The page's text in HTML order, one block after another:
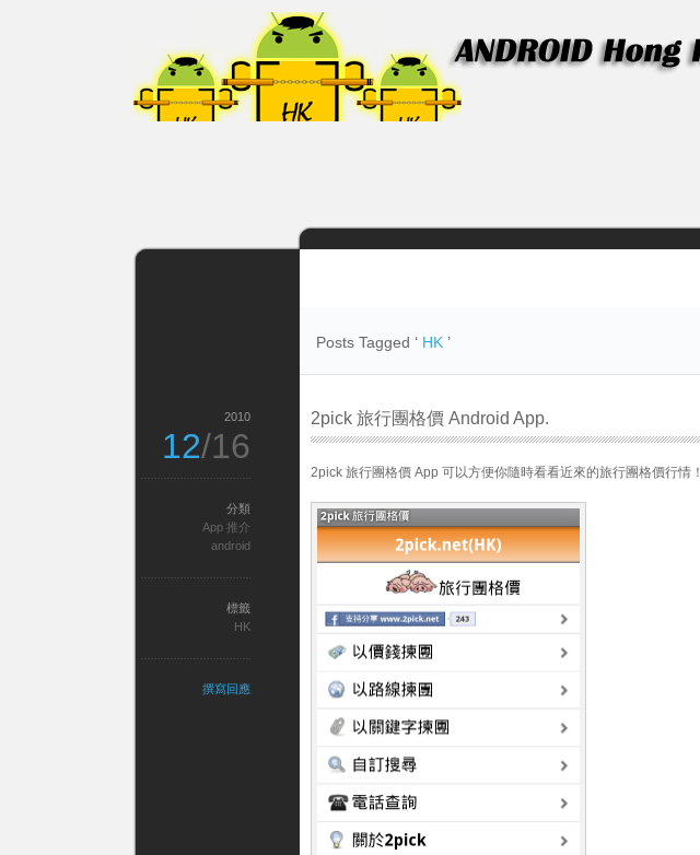
Posts Tagged ‘ HK ’
2pick 旅行團格價 Android App.
2pick 旅行團格價 App 可以方便你隨時看看近來的旅行團格價行情！
2010
12/16
分類
App 推介
android
標籤
HK
撰寫回應